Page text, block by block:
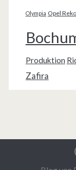
Olympia Opel
Produktion
Zafira